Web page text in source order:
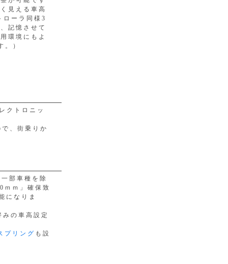
見える車高
ローラ同様3
記憶させて
環境にもよ
。）
クトロニッ
、街乗りか
部車種を除
ｍｍ」確保致
になりま
の車高設定
プリング も設